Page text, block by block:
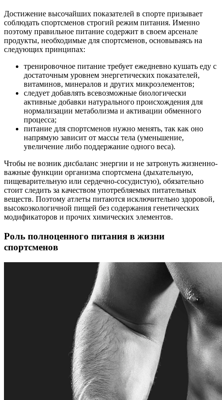
Достижение высочайших показателей в спорте призывает
соблюдать спортсменов строгий режим питания. Именно
поэтому правильное питание содержит в своем арсенале
продукты, необходимые для спортсменов, основываясь на
следующих принципах:
тренировочное питание требует ежедневно кушать еду с
достаточным уровнем энергетических показателей,
витаминов, минералов и других микроэлементов;
следует добавлять всевозможные биологически
активные добавки натурального происхождения для
нормализации метаболизма и активации обменного
процесса;
питание для спортсменов нужно менять, так как оно
напрямую зависит от массы тела (уменьшение,
увеличение либо поддержание одного веса).
Чтобы не возник дисбаланс энергии и не затронуть жизненно-
важные функции организма спортсмена (дыхательную,
пищеварительную или сердечно-сосудистую), обязательно
стоит следить за качеством употребляемых питательных
веществ. Поэтому атлеты питаются исключительно здоровой,
высокоэкологичной пищей без содержания генетических
модификаторов и прочих химических элементов.
Роль полноценного питания в жизни
спортсменов